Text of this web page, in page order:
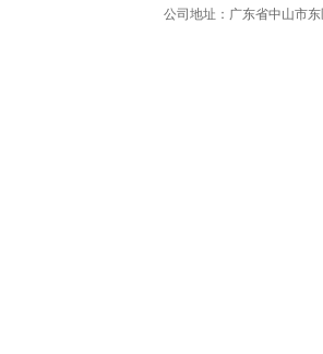
公司地址：广东省中山市